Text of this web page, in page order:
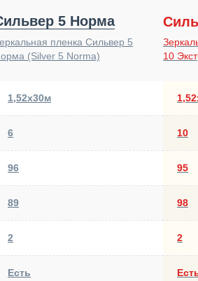
5 Норма
пленка Сильвер 5
(Silver 5 Norma)
10
1,52х30м
6 10
96 95
89 98
2 2
Есть